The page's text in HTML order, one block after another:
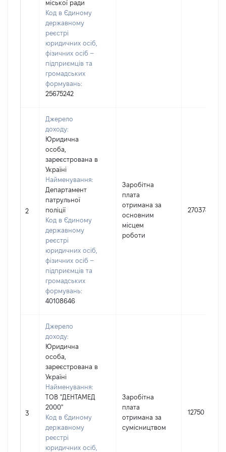
міської ради
Код в Єдиному
державному
реєстрі
юридичних осіб,
фізичних осіб –
підприємців та
громадських
формувань:
25675242
2
Джерело
доходу:
Юридична
особа,
зареєстрована в
Україні
Найменування:
Департамент
патрульної
поліції
Код в Єдиному
державному
реєстрі
юридичних осіб,
фізичних осіб –
підприємців та
громадських
формувань:
40108646
Заробітна
плата
отримана за
основним
місцем
роботи
270374
3
Джерело
доходу:
Юридична
особа,
зареєстрована в
Україні
Найменування:
ТОВ "ДЕНТАМЕД
2000"
Код в Єдиному
державному
реєстрі
юридичних осіб,
Заробітна
плата
отримана за
сумісництвом
12750